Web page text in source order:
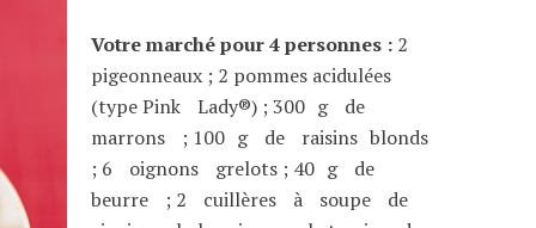
Votre marché pour 4 personnes : 2
pigeonneaux ; 2 pommes acidulées
(type Pink Lady®) ; 300 g de
marrons ; 100 g de raisins blonds
; 6 oignons grelots ; 40 g de
beurre ; 2 cuillères à soupe de